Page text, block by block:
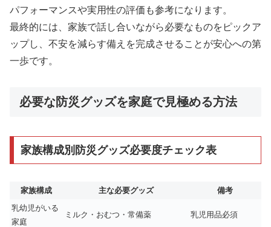
パフォーマンスや実用性の評価も参考になります。
最終的には、家族で話し合いながら必要なものをピックア
ップし、不安を減らす備えを完成させることが安心への第
一歩です。
必要な防災グッズを家庭で見極める方法
家族構成別防災グッズ必要度チェック表
家族構成 主な必要グッズ
備考
乳幼児がいる
家庭
ミルク・おむつ・常備薬 乳児用品必須